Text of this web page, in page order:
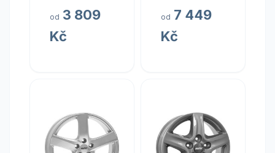
od 3 809
Kč
od 7 449
Kč